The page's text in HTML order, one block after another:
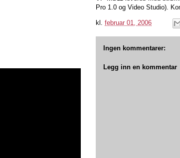
Pro 1.0 og Video Studio).
kl. februar 01, 2006
Ingen kommentarer:
Legg inn en kommentar